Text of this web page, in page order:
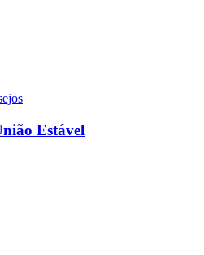
Estável